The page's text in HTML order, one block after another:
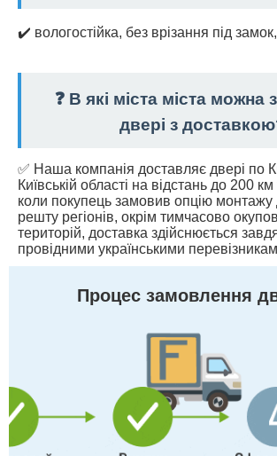
✔️ вологостійка, без врізання під
❓ В які міста міста можна
двері з
✅ Наша компанія доставляє двері по
Київській області на відстань до 200
коли покупець замовив опцію
решту регіонів, окрім тимчасово
територій, доставка здійснюється
провідними українськими
Процес замовлення